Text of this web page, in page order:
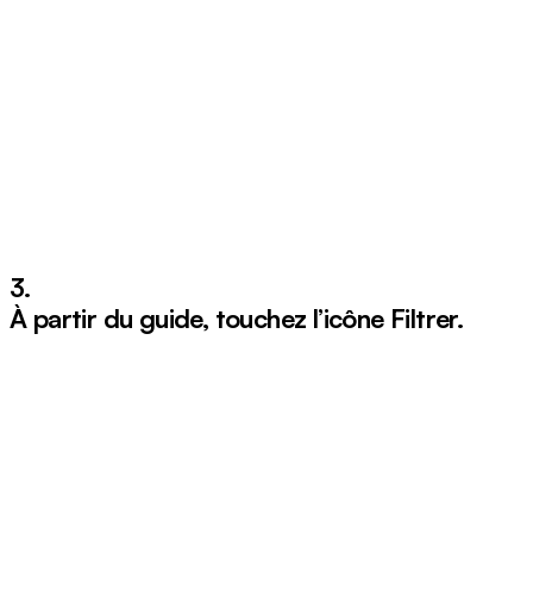
3.
À partir du guide, touchez l’icône Filtrer.